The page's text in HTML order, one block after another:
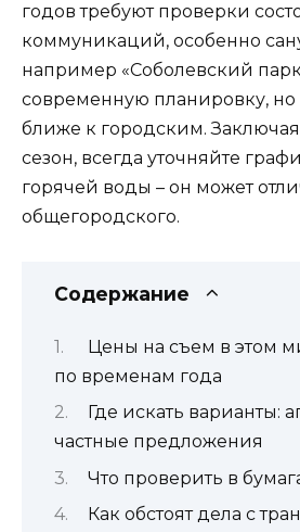
годов требуют проверки
коммуникаций, особенно
например «Соболевский
современную планировку,
ближе к городским.
сезон, всегда уточняйте
горячей воды – он может
общегородского.
Содержание
Цены на съем в этом
по временам года
Где искать варианты:
частные предложения
Что проверить в
Как обстоят дела с